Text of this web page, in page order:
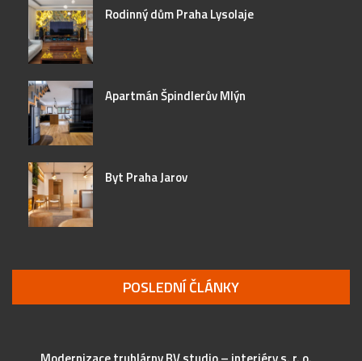
Rodinný dům Praha Lysolaje
Apartmán Špindlerův Mlýn
Byt Praha Jarov
POSLEDNÍ ČLÁNKY